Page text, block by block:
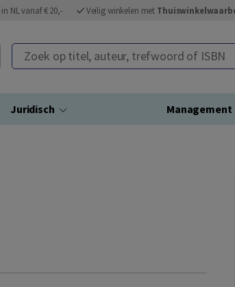
in NL vanaf € 20,- Veilig winkelen met
Zoek op titel, auteur, trefwoord of ISBN
Juridisch Management